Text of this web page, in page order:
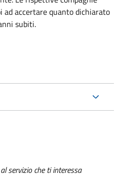
ad accertare quanto dichiarato
subiti.
servizio che ti interessa